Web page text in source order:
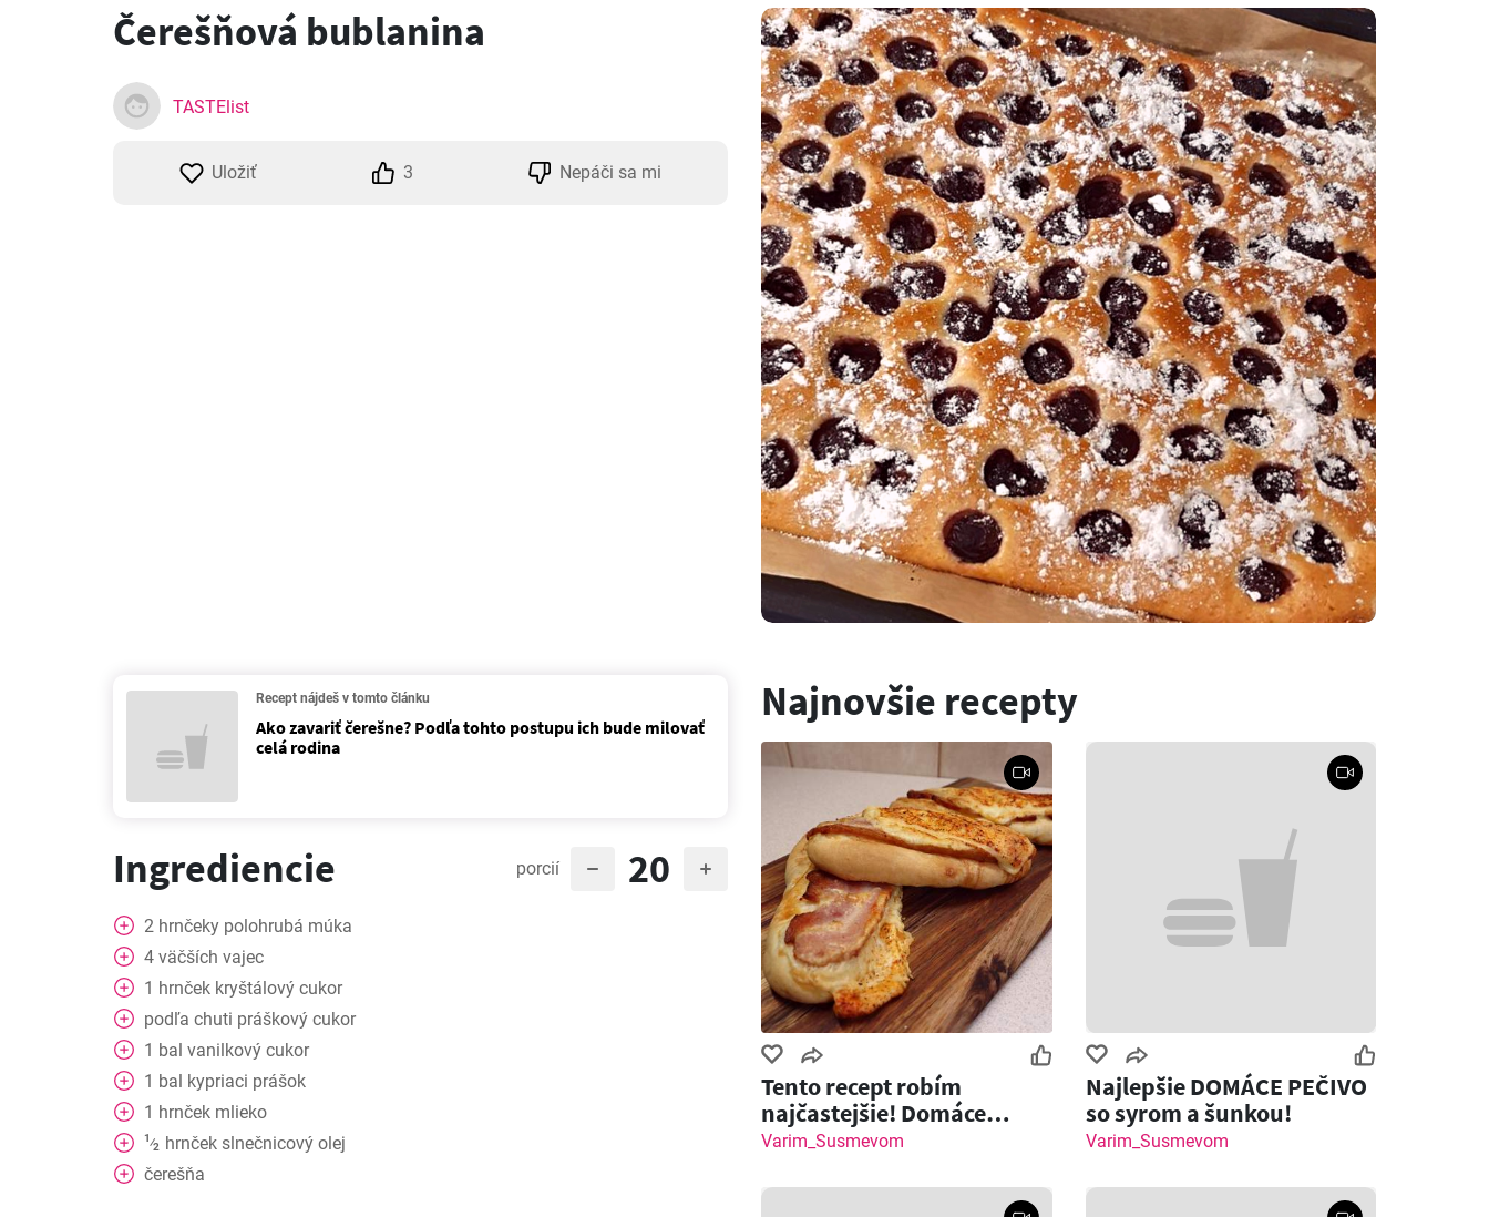
Čerešňová bublanina
TASTElist
Uložiť 3 Nepáči sa mi
Recept nájdeš v tomto článku
Ako zavariť čerešne? Podľa tohto postupu ich bude milovať
celá rodina
Ingrediencie porcií 20
2 hrnčeky polohrubá múka
4 väčších vajec
1 hrnček kryštálový cukor
podľa chuti práškový cukor
1 bal vanilkový cukor
1 bal kypriaci prášok
1 hrnček mlieko
1⁄2 hrnček slnečnicový olej
čerešňa
Najnovšie recepty
Tento recept robím
najčastejšie! Domáce
pečivo so slaninou a syrom
Varim_Susmevom
Najlepšie DOMÁCE PEČIVO
so syrom a šunkou!
Varim_Susmevom